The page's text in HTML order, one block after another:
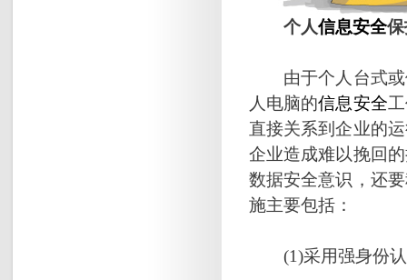
个人信息安全
由于个人台式或
人电脑的信息安全
直接关系到企业的
企业造成难以挽回
数据安全意识，还
施主要包括：
(1)采用强身份认